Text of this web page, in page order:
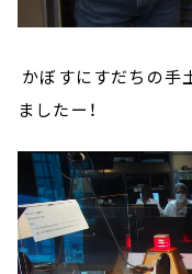
かぼすにすだちの手
ましたー！